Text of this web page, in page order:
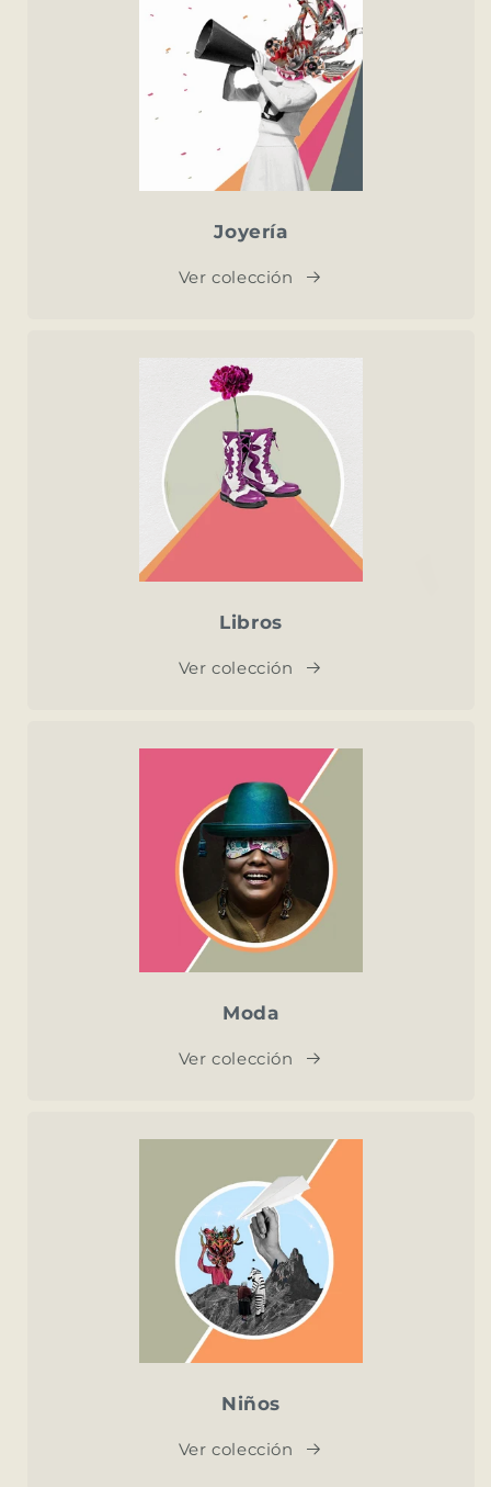
Joyería
Ver colección
Libros
Ver colección
Moda
Ver colección
Niños
Ver colección